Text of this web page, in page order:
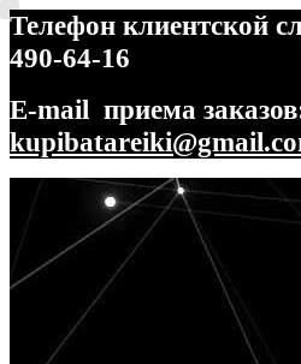
Телефон клиентской
490-64-16
E-mail приема
Перейти
навигации
Перейти
содержимому